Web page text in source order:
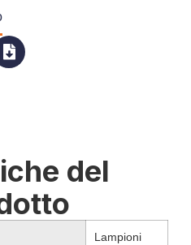
del
Lampioni